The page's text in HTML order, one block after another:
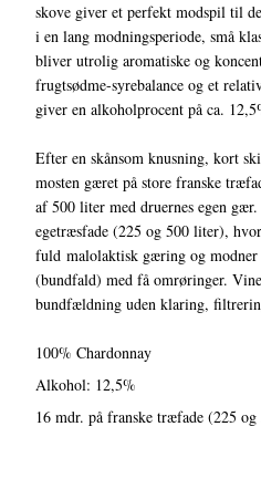
skove giver et perfekt modspil til
i en lang modningsperiode, små
bliver utrolig aromatiske og
frugtsødme-syrebalance og et
giver en alkoholprocent på ca.
Efter en skånsom knusning, kort
mosten gæret på store franske
af 500 liter med druernes egen
egetræsfade (225 og 500 liter),
fuld malolaktisk gæring og modner
(bundfald) med få omrøringer.
bundfældning uden klaring,
100% Chardonnay
Alkohol: 12,5%
16 mdr. på franske træfade (225